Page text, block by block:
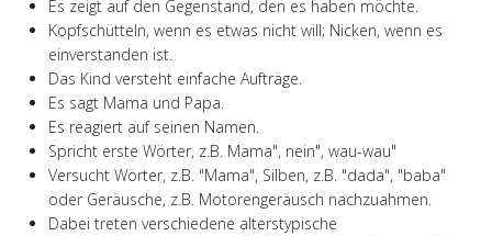
Es zeigt auf den Gegenstand, den es haben möchte.
Kopfschütteln, wenn es etwas nicht will; Nicken, wenn es
einverstanden ist.
Das Kind versteht einfache Aufträge.
Es sagt Mama und Papa.
Es reagiert auf seinen Namen.
Spricht erste Wörter, z.B. Mama", nein", wau-wau"
Versucht Wörter, z.B. "Mama", Silben, z.B. "dada", "baba"
oder Geräusche, z.B. Motorengeräusch nachzuahmen.
Dabei treten verschiedene alterstypische